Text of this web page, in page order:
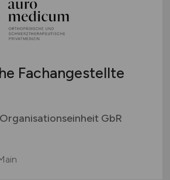
Fachangestellte
GbR